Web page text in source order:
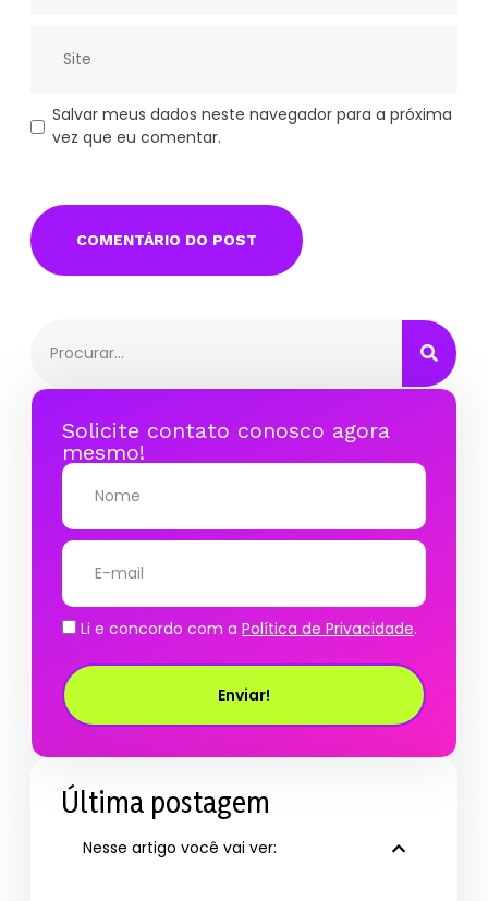
Salvar meus dados neste navegador para a próxima
vez que eu comentar.
Solicite contato conosco agora
mesmo!
Li e concordo com a Política de Privacidade.
Enviar!
Última postagem
Nesse artigo você vai ver: